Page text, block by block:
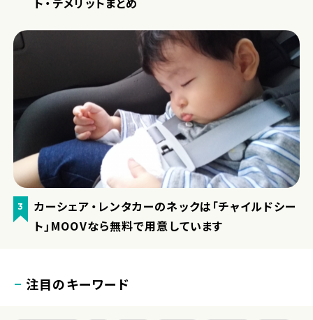
3
カーシェア・レンタカーのネックは「チャイルドシー
ト」MOOVなら無料で用意しています
注目のキーワード